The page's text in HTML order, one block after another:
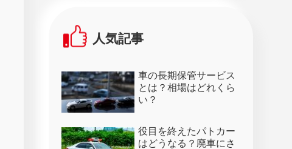
人気記事
車の長期保管サービス
とは？相場はどれくら
い？
役目を終えたパトカー
はどうなる？廃車にさ